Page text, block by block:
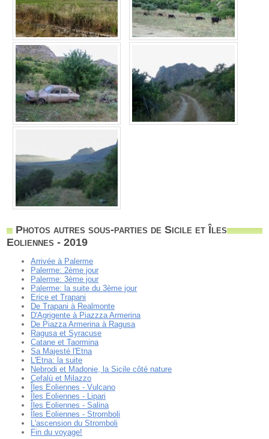
Photos autres sous-parties de Sicile et Îles
Eoliennes - 2019
Arrivée à Palerme
Palerme: 2ème jour
Palerme: 3ème jour
Palerme: la suite du 3ème jour
Erice et Trapani
De Trapani à Realmonte
D'Agrigente à Piazzza Armerina
De Piazza Armerina à Ragusa
Ragusa et Syracuse
Catane et Taormina
Sa Majesté l'Etna
L'Etna: la suite
Nebrodi et Madonie, la Sicile côté nature
Cefalù et Milazzo
Îles Eoliennes - Vulcano
Îles Eoliennes - Lipari
Îles Eoliennes - Salina
Îles Eoliennes - Stromboli
L'ascension du Stromboli
Fin du voyage!